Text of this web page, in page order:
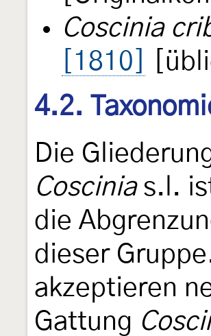
Coscinia
[1810]
4.2.
Die
Coscinias.l.
die
dieser
akzeptieren
Gattung